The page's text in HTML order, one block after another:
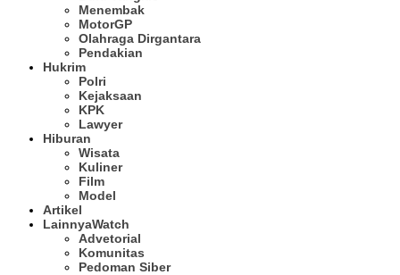
Menembak
MotorGP
Olahraga Dirgantara
Pendakian
Hukrim
Polri
Kejaksaan
KPK
Lawyer
Hiburan
Wisata
Kuliner
Film
Model
Artikel
LainnyaWatch
Advetorial
Komunitas
Pedoman Siber